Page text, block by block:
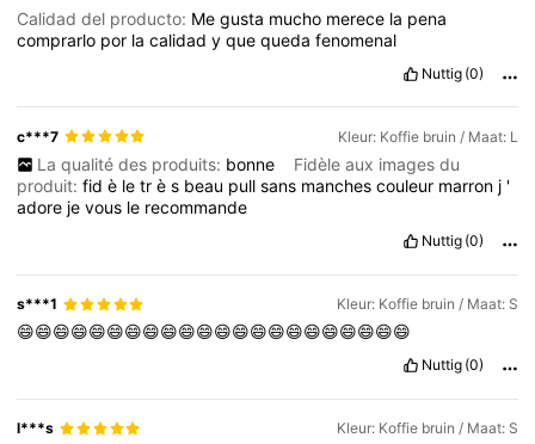
Calidad del producto: Megusta mucho merece la pena
comprarlo por lacalidadyquequedafenomenal
Nuttig (0)
c***7 Kleur: Koffie bruin / Maat: L
La qualité des produits: bonne
Fidèle aux images du
produit:fidè letrès beau pullsans manchescouleur marron j '
adore jevous le recommande
Nuttig (0)
s***1 Kleur: Koffie bruin / Maat: S
😄😄😄😄😄😄😄😄😄😄😄😄😄😄😄😄😄😄😄😄😄😄
Nuttig (0)
l***s Kleur: Koffie bruin / Maat: S